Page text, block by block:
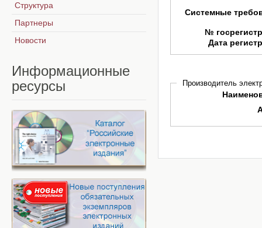
Системные
№
Дата
Производитель
Структура
Партнеры
Новости
Информационные
ресурсы